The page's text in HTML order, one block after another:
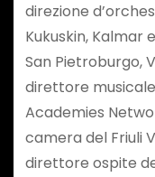
direzione
Kukuskin, Kalmar
San Pietroburgo,
direttore
Academies
camera del Friuli
direttore ospite